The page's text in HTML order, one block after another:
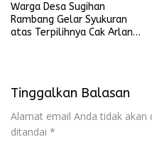
Warga Desa Sugihan
Rambang Gelar Syukuran
atas Terpilihnya Cak Arlan
Tinggalkan Balasan
Alamat email Anda tidak akan
ditandai *